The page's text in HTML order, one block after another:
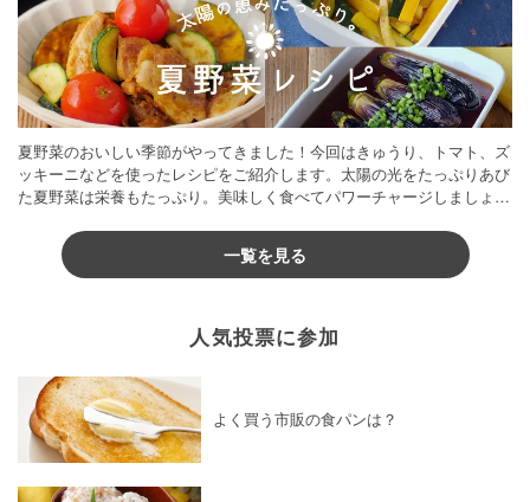
夏野菜のおいしい季節がやってきました！今回はきゅうり、トマト、ズ
ッキーニなどを使ったレシピをご紹介します。太陽の光をたっぷりあび
た夏野菜は栄養もたっぷり。美味しく食べてパワーチャージしましょう
一覧を見る
人気投票に参加
よく買う市販の食パンは？